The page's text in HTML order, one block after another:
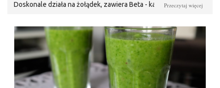
Doskonale działa na żołądek, zawiera Beta - karoten , podwójną
zawartości w nim Awokado obniża poziom cholesterolu a także
prawdopodobieństwo chorób nowotworowych.Ogórek należy
dodać jeden bo nasza witamina Cmoże ulec odkwaszeniu.Seler
zaś dostarczy nam mnóstwo składników których wiele warzyw
nie posiada mimo iz ma w sobie dużo kalorii.Koktajl ma lekko
słodko - kwaśny smak ze względu na zawarte w nim awokado.
Przeczytaj więcej